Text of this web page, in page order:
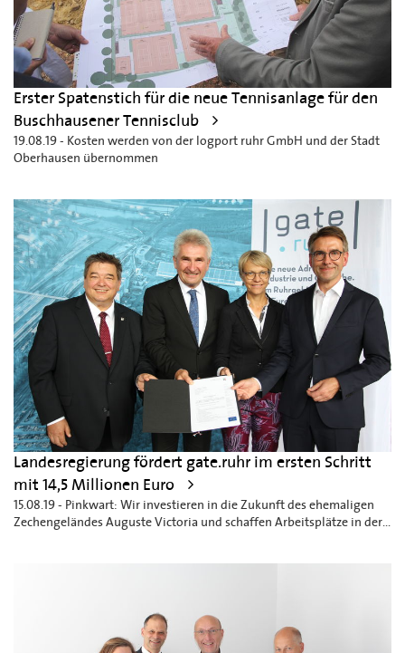
Erster Spatenstich für die neue Tennisanlage für den
Buschhausener Tennisclub
19.08.19 - Kosten werden von der logport ruhr GmbH und der Stadt
Oberhausen übernommen
Landesregierung fördert gate.ruhr im ersten Schritt
mit 14,5 Millionen Euro
15.08.19 - Pinkwart: Wir investieren in die Zukunft des ehemaligen
Zechengeländes Auguste Victoria und schaffen Arbeitsplätze in der...